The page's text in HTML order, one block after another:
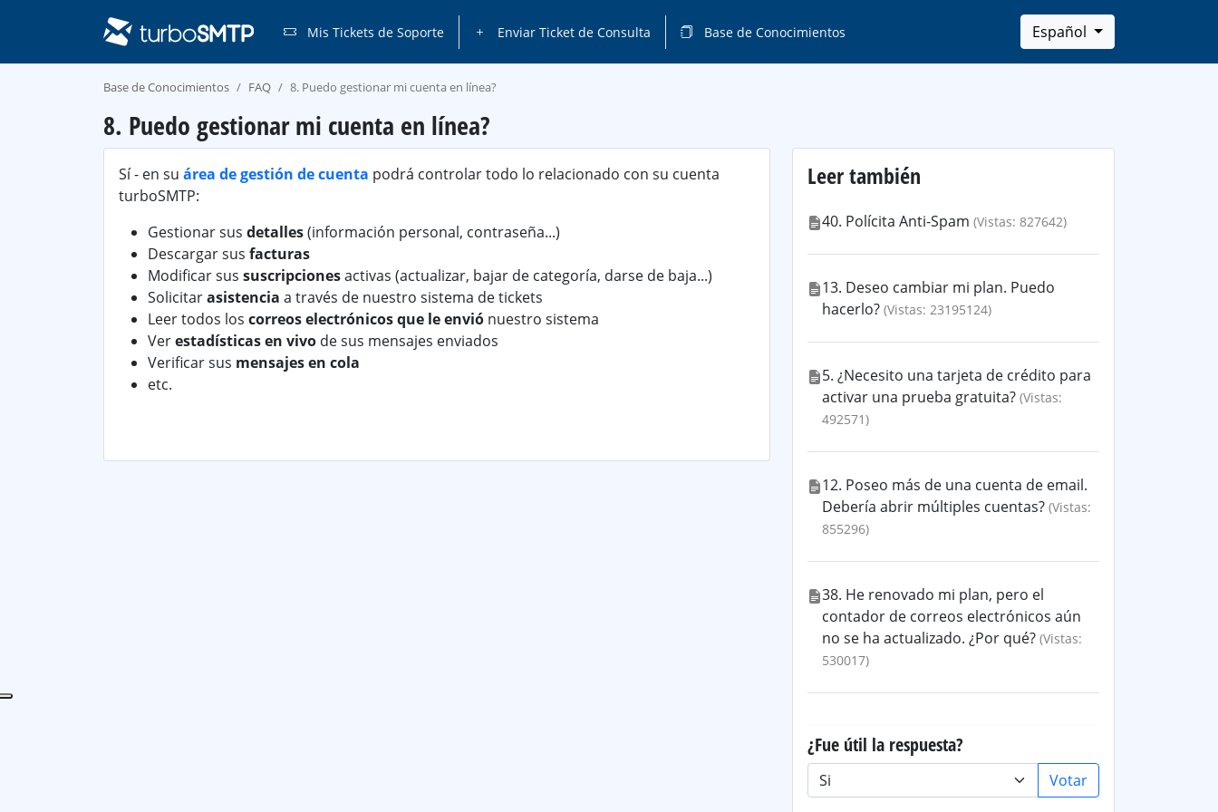
Mis Tickets de Soporte Enviar Ticket de Consulta Base de Conocimientos Español
Base de Conocimientos FAQ 8. Puedo gestionar mi cuenta en línea?
8. Puedo gestionar mi cuenta en línea?
Sí - en su área de gestión de cuenta podrá controlar todo lo relacionado con su cuenta
turboSMTP:
Gestionar sus detalles(información personal, contraseña...)
Descargar sus facturas
Modificar sus suscripcionesactivas (actualizar, bajar de categoría, darse de baja...)
Solicitarasistencia a través de nuestro sistema de tickets
Leer todos los correos electrónicos que le envió nuestro sistema
Verestadísticas en vivo de sus mensajes enviados
Verificar sus mensajes en cola
etc.
Leer también
40. Polícita Anti-Spam (Vistas: 827642)
13. Deseo cambiar mi plan. Puedo
hacerlo? (Vistas: 23195124)
5. ¿Necesito una tarjeta de crédito para
activar una prueba gratuita? (Vistas:
492571)
12. Poseo más de una cuenta de email.
Debería abrir múltiples cuentas? (Vistas:
855296)
38. He renovado mi plan, pero el
contador de correos electrónicos aún
no se ha actualizado. ¿Por qué? (Vistas:
530017)
¿Fue útil la respuesta?
Votar